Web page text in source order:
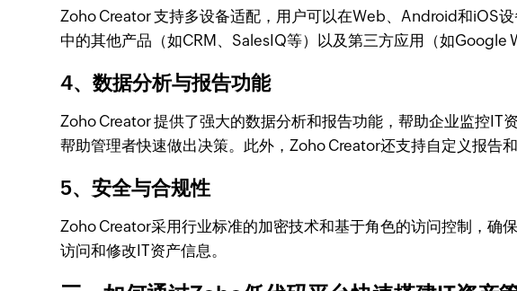
Zoho Creator 支持多设备适配，用户可以在Web、Android和iOS
中的其他产品（如CRM、SalesIQ等）以及第三方应用（如
4、数据分析与报告功能
Zoho Creator 提供了强大的数据分析和报告功能，帮助企业监控IT
帮助管理者快速做出决策。此外，Zoho Creator还支持自定义报告
5、安全与合规性
Zoho Creator采用行业标准的加密技术和基于角色的访问控制，确
访问和修改IT资产信息。